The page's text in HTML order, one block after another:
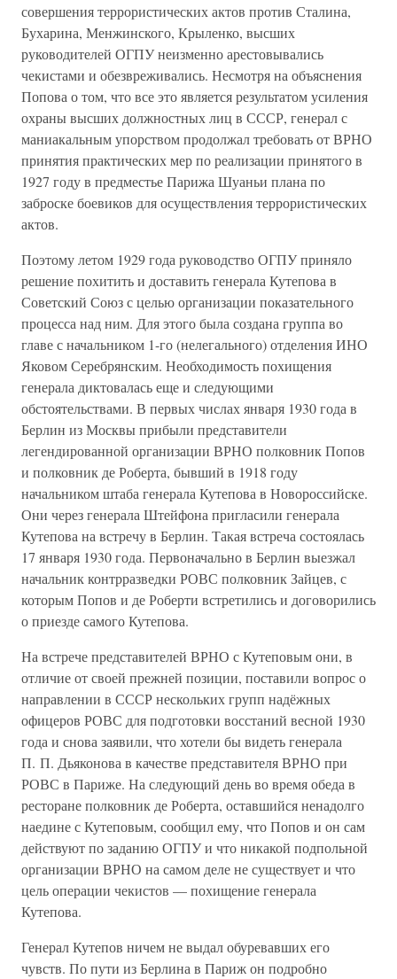
совершения террористических актов против Сталина,
Бухарина, Менжинского, Крыленко, высших
руководителей ОГПУ неизменно арестовывались
чекистами и обезвреживались. Несмотря на объяснения
Попова о том, что все это является результатом усиления
охраны высших должностных лиц в СССР, генерал с
маниакальным упорством продолжал требовать от ВРНО
принятия практических мер по реализации принятого в
1927 году в предместье Парижа Шуаньи плана по
заброске боевиков для осуществления террористических
актов.
Поэтому летом 1929 года руководство ОГПУ приняло
решение похитить и доставить генерала Кутепова в
Советский Союз с целью организации показательного
процесса над ним. Для этого была создана группа во
главе с начальником 1-го (нелегального) отделения ИНО
Яковом Серебрянским. Необходимость похищения
генерала диктовалась еще и следующими
обстоятельствами. В первых числах января 1930 года в
Берлин из Москвы прибыли представители
легендированной организации ВРНО полковник Попов
и полковник де Роберта, бывший в 1918 году
начальником штаба генерала Кутепова в Новороссийске.
Они через генерала Штейфона пригласили генерала
Кутепова на встречу в Берлин. Такая встреча состоялась
17 января 1930 года. Первоначально в Берлин выезжал
начальник контрразведки РОВС полковник Зайцев, с
которым Попов и де Роберти встретились и договорились
о приезде самого Кутепова.
На встрече представителей ВРНО с Кутеповым они, в
отличие от своей прежней позиции, поставили вопрос о
направлении в СССР нескольких групп надёжных
офицеров РОВС для подготовки восстаний весной 1930
года и снова заявили, что хотели бы видеть генерала
П. П. Дьяконова в качестве представителя ВРНО при
РОВС в Париже. На следующий день во время обеда в
ресторане полковник де Роберта, оставшийся ненадолго
наедине с Кутеповым, сообщил ему, что Попов и он сам
действуют по заданию ОГПУ и что никакой подпольной
организации ВРНО на самом деле не существует и что
цель операции чекистов — похищение генерала
Кутепова.
Генерал Кутепов ничем не выдал обуревавших его
чувств. По пути из Берлина в Париж он подробно